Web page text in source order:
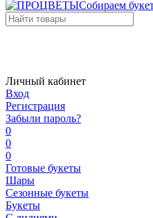
Собираем
Личный кабинет
Вход
Регистрация
Забыли пароль?
0
0
0
Готовые букеты
Шары
Сезонные букеты
Букеты